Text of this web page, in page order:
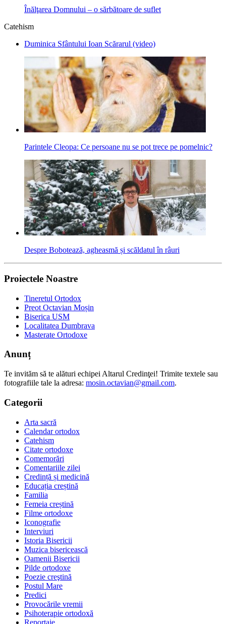
Înălţarea Domnului – o sărbătoare de suflet
Catehism
Duminica Sfântului Ioan Scărarul (video)
Parintele Cleopa: Ce persoane nu se pot trece pe pomelnic?
Despre Bobotează, agheasmă și scăldatul în râuri
Proiectele Noastre
Tineretul Ortodox
Preot Octavian Moșin
Biserica USM
Localitatea Dumbrava
Masterate Ortodoxe
Anunț
Te invităm să te alături echipei Altarul Credinţei! Trimite textele sau
fotografiile tale la adresa: mosin.octavian@gmail.com.
Categorii
Arta sacră
Calendar ortodox
Catehism
Citate ortodoxe
Comemorări
Comentariile zilei
Credință și medicină
Educația creștină
Familia
Femeia creștină
Filme ortodoxe
Iconografie
Interviuri
Istoria Bisericii
Muzica bisericească
Oamenii Bisericii
Pilde ortodoxe
Poezie creştină
Postul Mare
Predici
Provocările vremii
Psihoterapie ortodoxă
Reportaje